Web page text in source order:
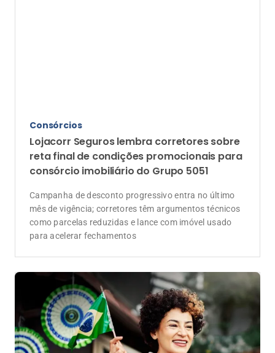
Consórcios
Lojacorr Seguros lembra corretores sobre
reta final de condições promocionais para
consórcio imobiliário do Grupo 5051
Campanha de desconto progressivo entra no último
mês de vigência; corretores têm argumentos técnicos
como parcelas reduzidas e lance com imóvel usado
para acelerar fechamentos